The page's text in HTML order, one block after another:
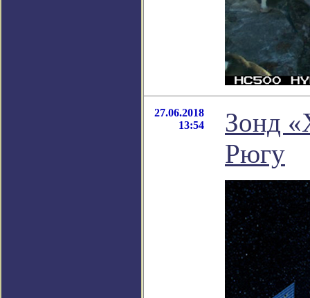
27.06.2018
13:54
Зонд
Рюгу